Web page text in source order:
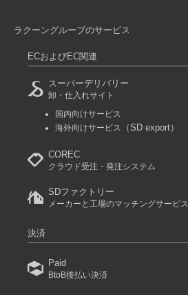
ラクーングループのサービス
ECおよびEC関連
スーパーデリバリー
卸・仕入れサイト
国内向けサービス
海外向けサービス
（SD export）
COREC
クラウド受注・発注システム
SDファクトリー
メーカーと工場のマッチングサービス
決済
Paid
BtoB後払い決済